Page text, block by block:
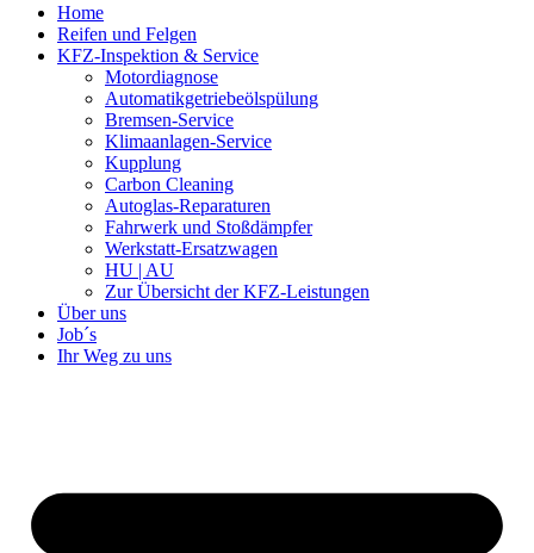
Home
Reifen und Felgen
KFZ-Inspektion & Service
Motordiagnose
Automatikgetriebeölspülung
Bremsen-Service
Klimaanlagen-Service
Kupplung
Carbon Cleaning
Autoglas-Reparaturen
Fahrwerk und Stoßdämpfer
Werkstatt-Ersatzwagen
HU | AU
Zur Übersicht der KFZ-Leistungen
Über uns
Job´s
Ihr Weg zu uns